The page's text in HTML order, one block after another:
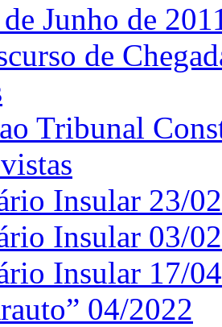
Junho de
de
Tribunal
Insular 23/
Insular 03/
Insular 17/
04/2022